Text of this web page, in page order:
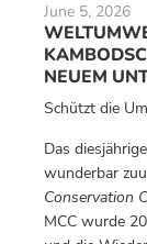
June 5, 2026
NEUEM
Schützt die
Das
wunderbar
Conservation
MCC wurde